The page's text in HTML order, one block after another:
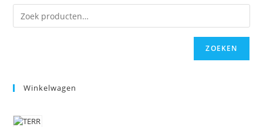
ZOEKEN
Winkelwagen